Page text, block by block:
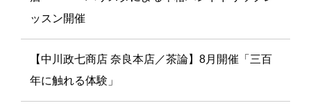
ッスン開催
【中川政七商店 奈良本店／茶論】8月開催「三百
年に触れる体験」